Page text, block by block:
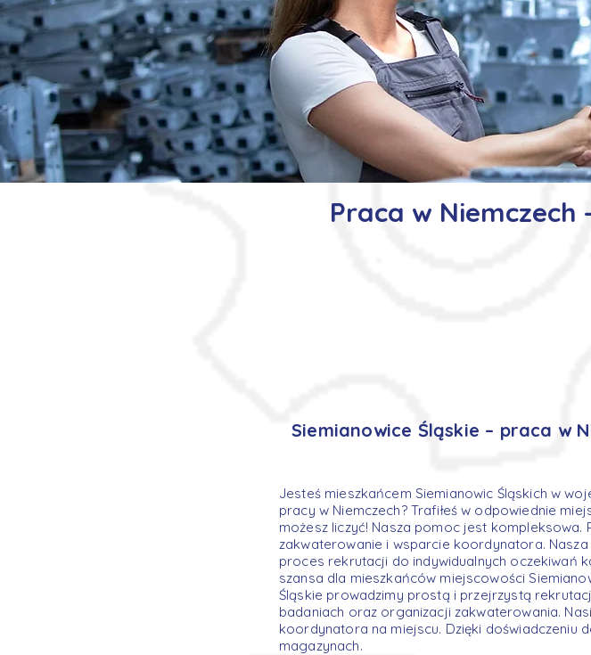
Praca w Niemczech
Siemianowice Śląskie – praca w
Jesteś mieszkańcem Siemianowic Śląskich w
pracy w Niemczech? Trafiłeś w odpowiednie
możesz liczyć! Nasza pomoc jest
zakwaterowanie i wsparcie koordynatora.
proces rekrutacji do indywidualnych oczekiwań
szansa dla mieszkańców miejscowości
Śląskie prowadzimy prostą i przejrzystą
badaniach oraz organizacji zakwaterowania.
koordynatora na miejscu. Dzięki doświadczeniu
magazynach.